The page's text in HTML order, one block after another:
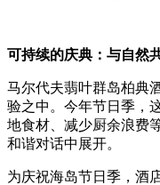
可持续的庆典：与自然
马尔代夫翡叶群岛柏典
验之中。今年节日季，
地食材、减少厨余浪费
和谐对话中展开。
为庆祝海岛节日季，酒